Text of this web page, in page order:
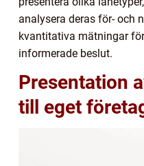
analysera deras för- och
kvantitativa mätningar
informerade beslut.
Presentation
till eget